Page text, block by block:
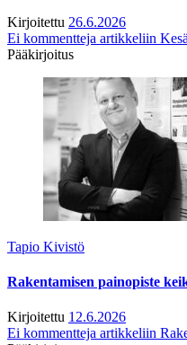
Kirjoitettu 26.6.2026
Ei kommentteja artikkeliin
Pääkirjoitus
Tapio Kivistö
Rakentamisen painopiste
Kirjoitettu 12.6.2026
Ei kommentteja artikkeliin